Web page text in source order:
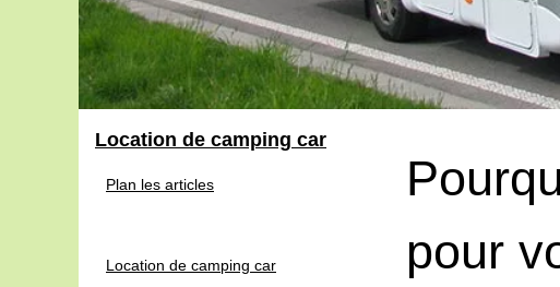
pour
Location de camping car
Plan les articles
Location de camping car